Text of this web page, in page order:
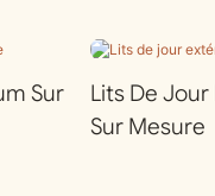
Sur
Lits De
Sur Mesure